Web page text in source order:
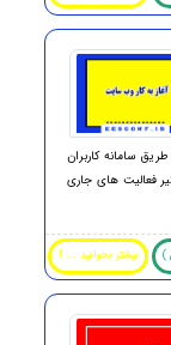
سامانه کاربران
فعالیت های جاری
بیشتر بخوانید ... !